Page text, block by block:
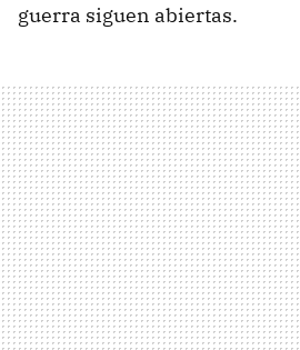
guerra siguen abiertas.